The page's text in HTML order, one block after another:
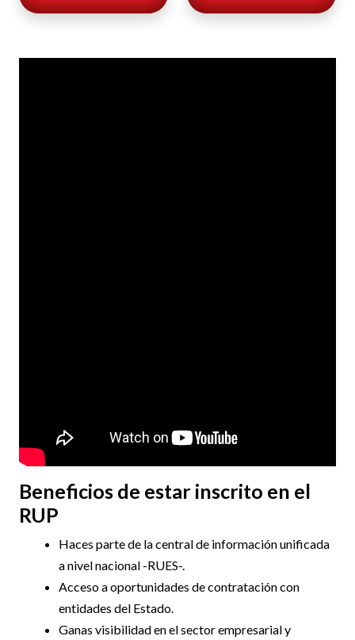
Beneficios de estar inscrito en el
RUP
Haces parte de la central de información unificada
a nivel nacional -RUES-.
Acceso a oportunidades de contratación con
entidades del Estado.
Ganas visibilidad en el sector empresarial y